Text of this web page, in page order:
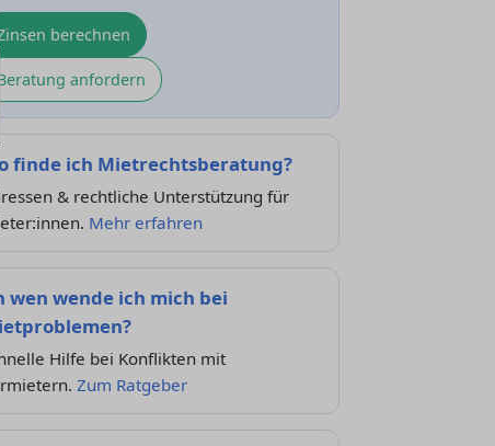
berechnen
Beratung anfordern
finde ich Mietrechtsberatung?
& rechtliche Unterstützung für
Mehr erfahren
wen wende ich mich bei
Hilfe bei Konflikten mit
Zum Ratgeber